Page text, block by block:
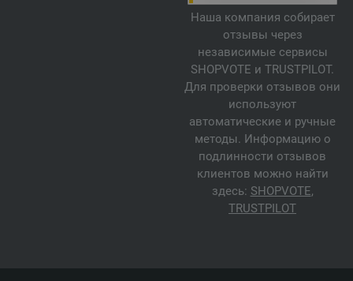
Наша компания собирает
отзывы через
независимые сервисы
SHOPVOTE и TRUSTPILOT.
Для проверки отзывов они
используют
автоматические и ручные
методы. Информацию о
подлинности отзывов
клиентов можно найти
здесь: SHOPVOTE,
TRUSTPILOT